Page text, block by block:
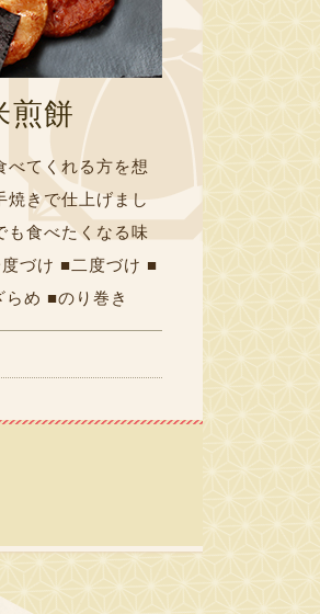
煎餅
べてくれる方を想
焼きで仕上げまし
も食べたくなる味
づけ ■二度づけ ■
め ■のり巻き